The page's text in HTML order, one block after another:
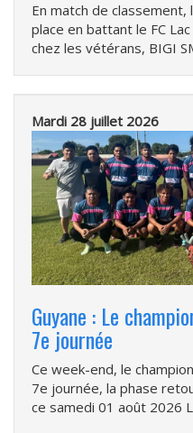
En match de classement,
place en battant le FC
chez les vétérans, BIGI
Mardi 28 juillet 2026
Guyane : Le
7e journée
Ce week-end, le
7e journée, la phase
ce samedi 01 août 2026